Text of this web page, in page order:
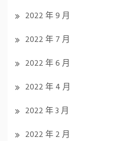
2022 年 9 月
2022 年 7 月
2022 年 6 月
2022 年 4 月
2022 年 3 月
2022 年 2 月